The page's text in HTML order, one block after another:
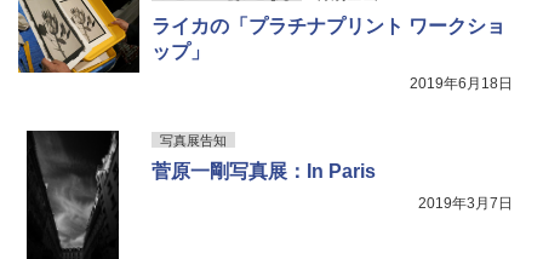
ライカの「プラチナプリント ワークショ
ップ」
2019年6月18日
写真展告知
菅原一剛写真展：In Paris
2019年3月7日